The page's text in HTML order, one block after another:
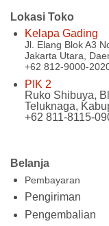
Belanja
Pembayaran
Pengiriman
Pengembalian
Lokasi Toko
Kelapa Gading
Jl. Elang Blok A3
Jakarta Utara,
+62 812-9000-
PIK 2
Ruko Shibuya,
Teluknaga,
+62 811-8115-